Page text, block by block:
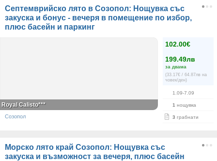
Септемврийско лято в Созопол: Нощувка със
закуска и бонус - вечеря в помещение по избор,
плюс басейн и паркинг
102.00€
199.49лв
за двама
(33.17€ / 64.87лв на
човек/ден)
1.09-7.09
1 нощувка
3 грабнати
Royal Calisto***
Созопол
Морско лято край Созопол: Нощувка със
закуска и възможност за вечеря, плюс басейн